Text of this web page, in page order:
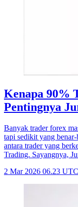
Kenapa 90%
Pentingnya
Banyak trader forex
tapi sedikit yang benar-
antara trader yang
Trading. Sayangnya,
2 Mar 2026 06.23 UTC